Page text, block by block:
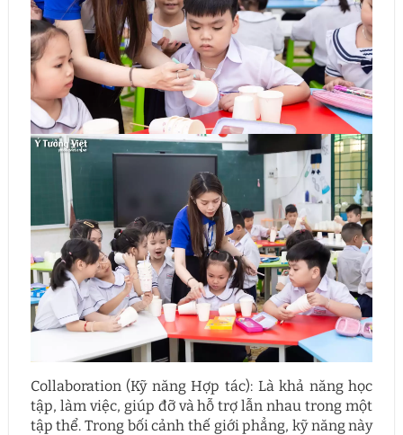
Collaboration (Kỹ năng Hợp tác): Là khả năng học
tập, làm việc, giúp đỡ và hỗ trợ lẫn nhau trong một
tập thể. Trong bối cảnh thế giới phẳng, kỹ năng này